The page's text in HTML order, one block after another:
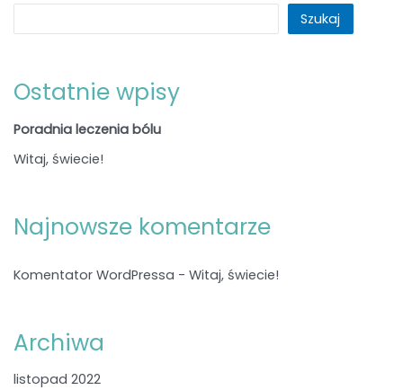
Szukaj
Ostatnie wpisy
Poradnia leczenia bólu
Witaj, świecie!
Najnowsze komentarze
Komentator WordPressa - Witaj, świecie!
Archiwa
listopad 2022